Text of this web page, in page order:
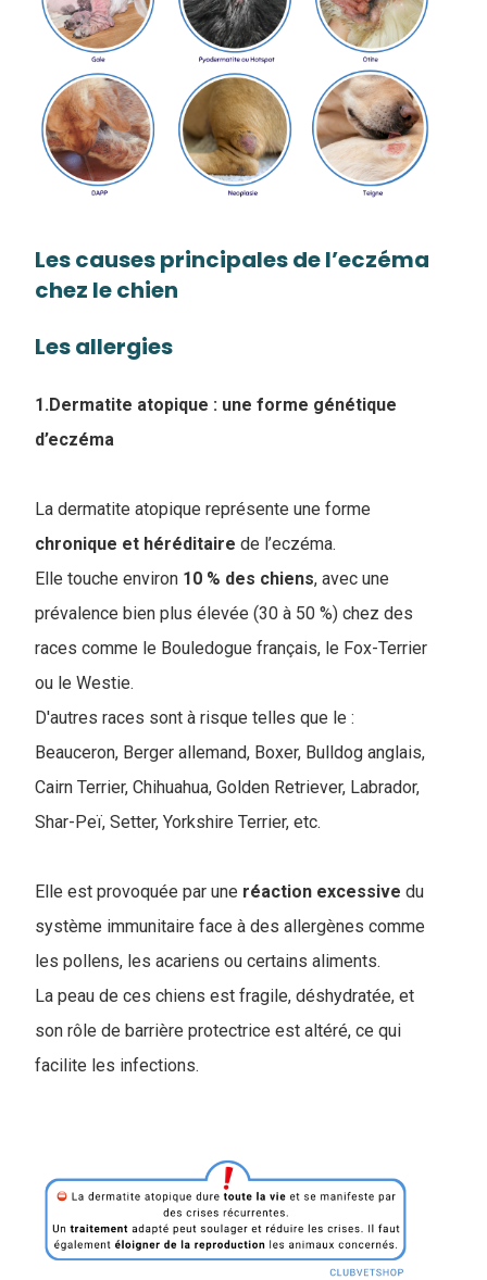
Les causes principales de l’eczéma
chez le chien
Les allergies
1.Dermatite atopique : une forme génétique
d’eczéma
La dermatite atopique représente une forme
chronique et héréditaire de l’eczéma.
Elle touche environ 10 % des chiens, avec une
prévalence bien plus élevée (30 à 50 %) chez des
races comme le Bouledogue français, le Fox-Terrier
ou le Westie.
D'autres races sont à risque telles que le :
Beauceron, Berger allemand, Boxer, Bulldog anglais,
Cairn Terrier, Chihuahua, Golden Retriever, Labrador,
Shar-Peï, Setter, Yorkshire Terrier, etc.
Elle est provoquée par une réaction excessive du
système immunitaire face à des allergènes comme
les pollens, les acariens ou certains aliments.
La peau de ces chiens est fragile, déshydratée, et
son rôle de barrière protectrice est altéré, ce qui
facilite les infections.